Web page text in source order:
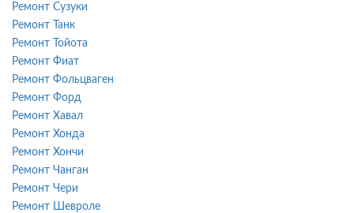
Ремонт Сузуки
Ремонт Танк
Ремонт Тойота
Ремонт Фиат
Ремонт Фольцваген
Ремонт Форд
Ремонт Хавал
Ремонт Хонда
Ремонт Хончи
Ремонт Чанган
Ремонт Чери
Ремонт Шевроле